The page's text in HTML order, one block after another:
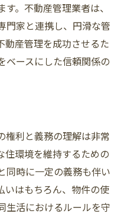
。不動産管理業者は、
門家と連携し、円滑な管
動産管理を成功させるた
ベースにした信頼関係の
権利と義務の理解は非常
住環境を維持するための
同時に一定の義務も伴い
いはもちろん、物件の使
生活におけるルールを守